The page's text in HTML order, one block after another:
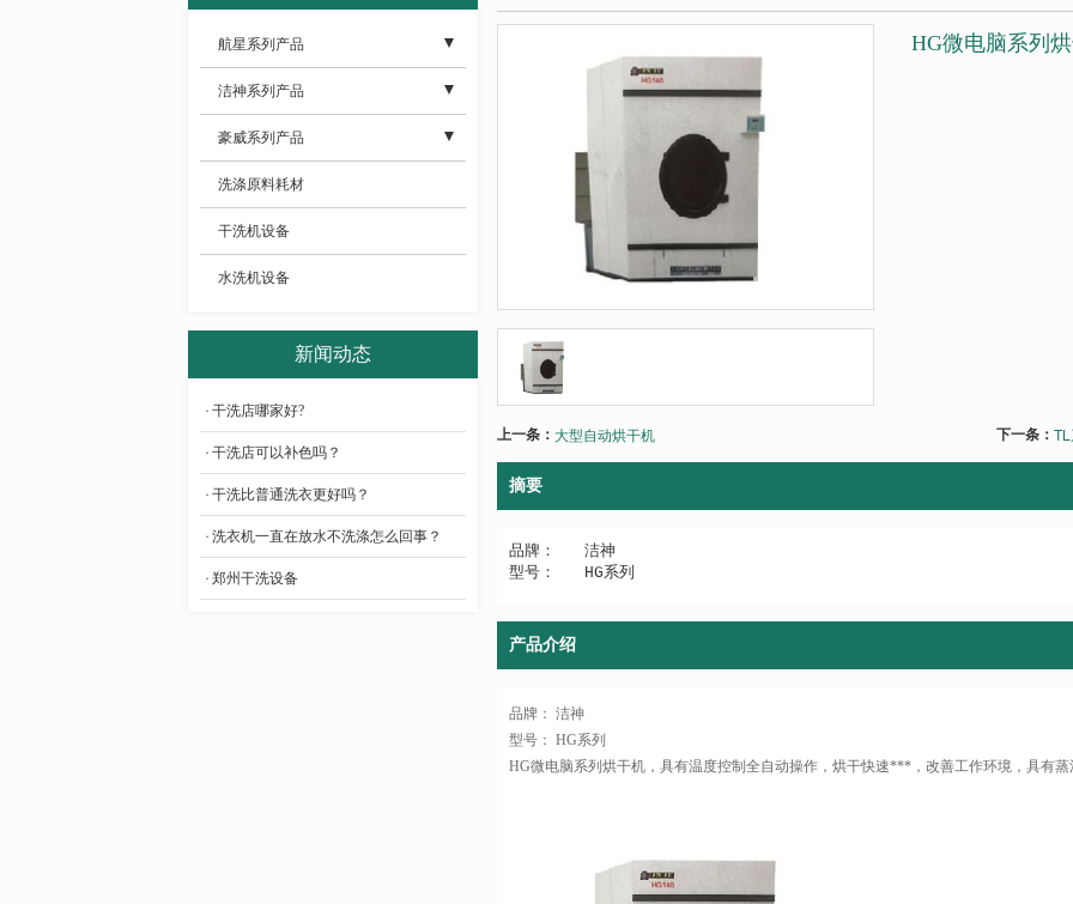
HG微电脑系列
上一条： 大型自动烘干机 下一条：
摘要
品牌：   洁神
型号：   HG系列
产品介绍
品牌： 洁神
型号： HG系列
HG微电脑系列烘干机，具有温度控制全自动操作，烘干快速***，改善工作环境，具有
航星系列产品
- 干洗机系列设备
- 洗脱机系列设备
- 烘干机系列设备
- 烫平机系列设备
- 高效送布机系列
- 后整理辅助设备
洁神系列产品
- 全自动洗脱机系列
- 洗脱烘一体机
- 工业水洗机系列
- 工业烘干机系列
- 工业折叠机系列
豪威系列产品
- 干洗机系列设备
- 全自动洗脱机
- 工业水洗机系列
- 工业烫平机系列
- 后整理辅助设备
洗涤原料耗材
干洗机设备
水洗机设备
新闻动态
干洗店哪家好?
干洗店可以补色吗？
干洗比普通洗衣更好吗？
洗衣机一直在放水不洗涤怎么回事？
郑州干洗设备